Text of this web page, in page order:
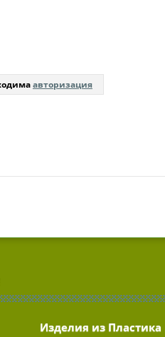
авторизация
Изделия из Пластика